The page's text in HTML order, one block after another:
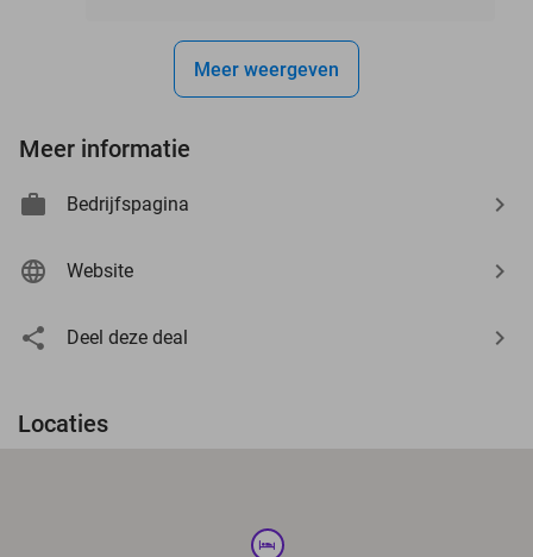
Meer weergeven
Meer informatie
Bedrijfspagina
Website
Deel deze deal
Locaties
hotel